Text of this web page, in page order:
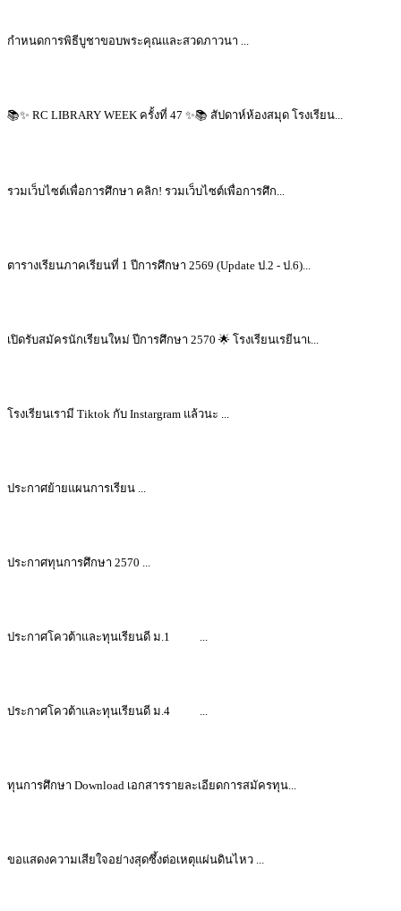
กำหนดการพิธีบูชาขอบพระคุณและสวดภาวนา ...
📚✨ RC LIBRARY WEEK ครั้งที่ 47 ✨📚 สัปดาห์ห้องสมุด โรงเรียน...
รวมเว็บไซต์เพื่อการศึกษา คลิก! รวมเว็บไซต์เพื่อการศึก...
ตารางเรียนภาคเรียนที่ 1 ปีการศึกษา 2569 (Update ป.2 - ป.6)...
เปิดรับสมัครนักเรียนใหม่ ปีการศึกษา 2570 🌟 โรงเรียนเรยีนาเ...
โรงเรียนเรามี Tiktok กับ Instargram แล้วนะ ...
ประกาศย้ายแผนการเรียน ...
ประกาศทุนการศึกษา 2570 ...
ประกาศโควต้าและทุนเรียนดี ม.1 ...
ประกาศโควต้าและทุนเรียนดี ม.4 ...
ทุนการศึกษา Download เอกสารรายละเอียดการสมัครทุน...
ขอแสดงความเสียใจอย่างสุดซึ้งต่อเหตุแผ่นดินไหว ...